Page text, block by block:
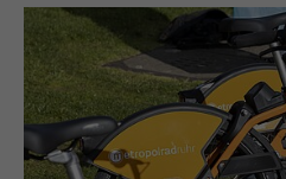
cookie_optin
Anbieter Sgalinski
Zweck
Temporäre